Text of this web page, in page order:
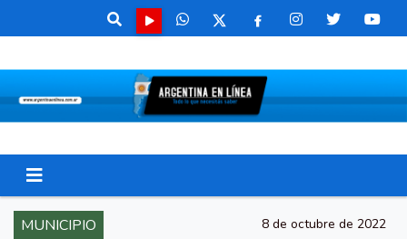
MUNICIPIO 8 de octubre de 2022